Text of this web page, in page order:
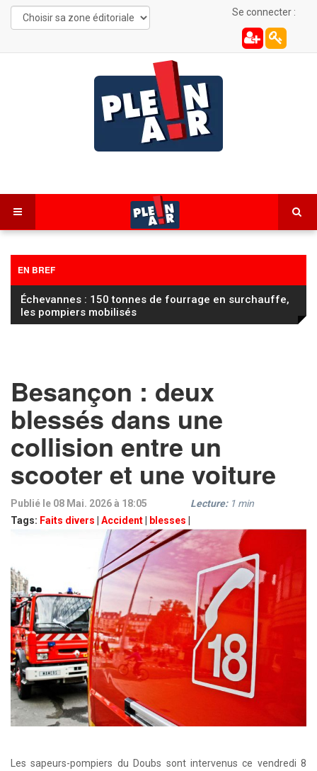
Se connecter :
EN BREF
Football / Ligue 2 : Sochaux lance sa saison face à
Saint-Étienne
Besançon : deux
blessés dans une
collision entre un
scooter et une voiture
Publié le 08 Mai. 2026 à 18:05
Tags: Faits divers Accident blesses
Lecture: 1 min
Les sapeurs-pompiers du Doubs sont intervenus ce vendredi 8